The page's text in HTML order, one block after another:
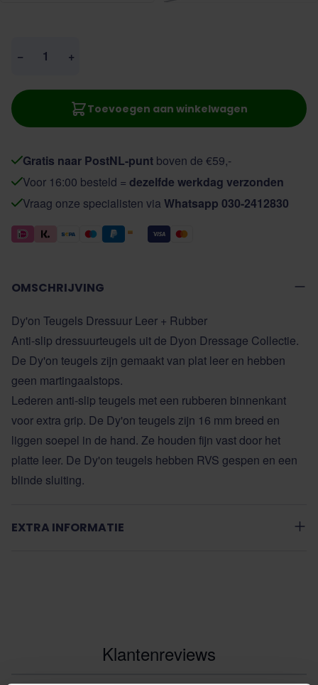
− +
Toevoegen aan winkelwagen
Gratis naar PostNL-punt boven de €59,-
Voor 16:00 besteld = dezelfde werkdag verzonden
Vraag onze specialisten via Whatsapp 030-2412830
OMSCHRIJVING
Dy'on Teugels Dressuur Leer + Rubber
Anti-slip dressuurteugels uit de Dyon Dressage Collectie.
De Dy'on teugels zijn gemaakt van plat leer en hebben
geen martingaalstops.
Lederen anti-slip teugels met een rubberen binnenkant
voor extra grip. De Dy'on teugels zijn 16 mm breed en
liggen soepel in de hand. Ze houden fijn vast door het
platte leer. De Dy'on teugels hebben RVS gespen en een
blinde sluiting.
EXTRA INFORMATIE
Klantenreviews